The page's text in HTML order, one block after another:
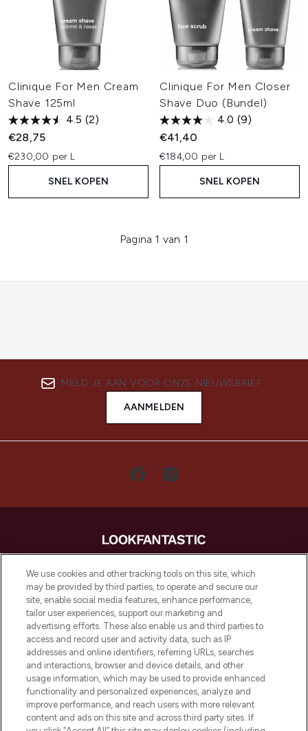
Clinique For Men Cream
Shave 125ml
4.5 (2)
€28,75
€230,00 per L
SNEL KOPEN
Clinique For Men Closer
Shave Duo (Bundel)
4.0 (9)
€41,40
€184,00 per L
SNEL KOPEN
Pagina 1 van 1
MELD JE AAN VOOR ONZE NIEUWSBRIEF
AANMELDEN
LOOKFANTASTIC is de ultieme online
beautybestemming van Europa, met de
beste huidverzorging, haarproducten en
make-up van meer dan 200 topmerken.
Shop online of via de app, met gratis
verzending vanaf €40.
Cookie-toestemming
Do Not Sell or Share My Personal
Information
We use cookies and other tracking tools on this site, which
may be provided by third parties, to operate and secure our
site, enable social media features, enhance performance,
tailor user experiences, support our marketing and
advertising efforts. These also enable us and third parties to
access and record user and activity data, such as IP
addresses and online identifiers, referring URLs, searches
and interactions, browser and device details, and other
usage information, which may be used to provide enhanced
functionality and personalized experiences, analyze and
improve performance, and reach users with more relevant
content and ads on this site and across third party sites. If